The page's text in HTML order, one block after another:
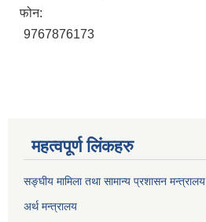
फोन:
9767876173
महत्वपूर्ण लिंकहरु
सङ्घीय मामिला तथा सामान्य प्रशासन मन्त्रालय
अर्थ मन्त्रालय